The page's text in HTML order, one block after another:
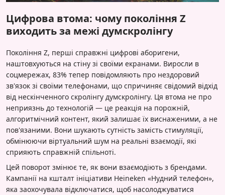
Цифрова втома: чому покоління Z
виходить за межі думскролінгу
Покоління Z, перші справжні цифрові аборигени,
наштовхуються на стіну зі своїми екранами. Виросли в
соцмережах, 83% тепер повідомляють про нездоровий
зв'язок зі своїми телефонами, що спричиняє свідомий відхід
від нескінченного скролінгу думскролінгу. Ця втома не про
неприязнь до технологій — це реакція на порожній,
алгоритмічний контент, який залишає їх виснаженими, а не
пов'язаними. Вони шукають сутність замість стимуляції,
обмінюючи віртуальний шум на реальні взаємодії, які
сприяють справжній спільноті.
Цей поворот змінює те, як вони взаємодіють з брендами.
Кампанії на кшталт ініціативи Heineken «Нудний телефон»,
яка заохочувала відключатися, щоб насолоджуватися